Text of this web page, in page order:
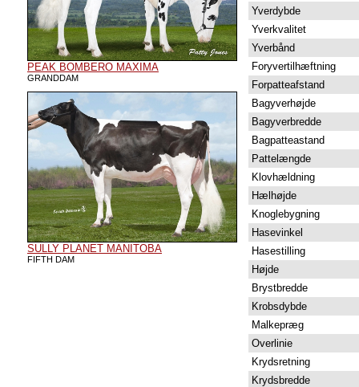
PEAK BOMBERO MAXIMA
GRANDDAM
SULLY PLANET MANITOBA
FIFTH DAM
Yverdybde
Yverkvalitet
Yverbånd
Foryvertilhæftning
Forpatteafstand
Bagyverhøjde
Bagyverbredde
Bagpatteastand
Pattelængde
Klovhældning
Hælhøjde
Knoglebygning
Hasevinkel
Hasestilling
Højde
Brystbredde
Krobsdybde
Malkepræg
Overlinie
Krydsretning
Krydsbredde